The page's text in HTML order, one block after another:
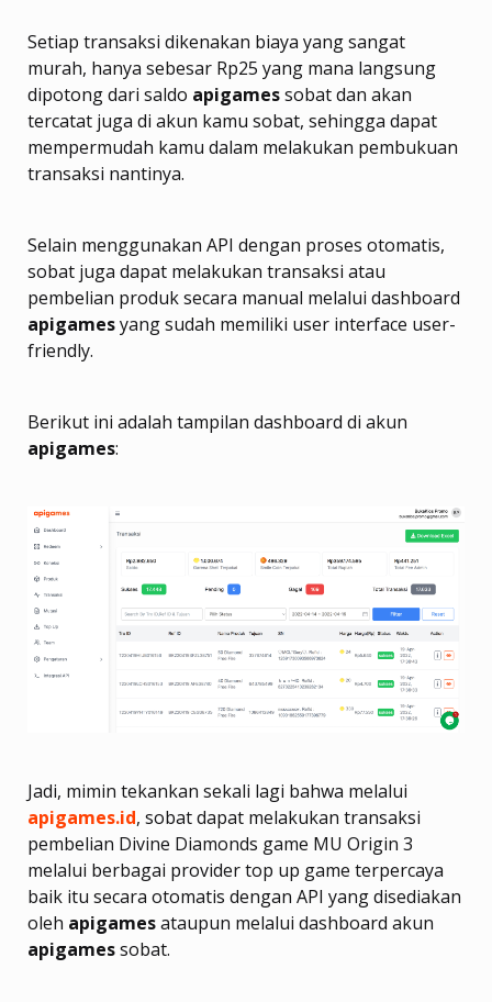
Setiap transaksi dikenakan biaya yang sangat
murah, hanya sebesar Rp25 yang mana langsung
dipotong dari saldo apigamessobat dan akan
tercatat juga di akun kamu sobat, sehingga dapat
mempermudah kamu dalam melakukan pembukuan
transaksi nantinya.
Selain menggunakan API dengan proses otomatis,
sobat juga dapat melakukan transaksi atau
pembelian produk secara manual melalui dashboard
apigamesyang sudah memiliki user interface user-
friendly.
Berikut ini adalah tampilan dashboard di akun
apigames:
Jadi, mimin tekankan sekali lagi bahwa melalui
apigames.id, sobat dapat melakukan transaksi
pembelian Divine Diamonds game MU Origin 3
melalui berbagai provider top up game terpercaya
baik itu secara otomatis dengan API yang disediakan
oleh apigamesataupun melalui dashboard akun
apigamessobat.